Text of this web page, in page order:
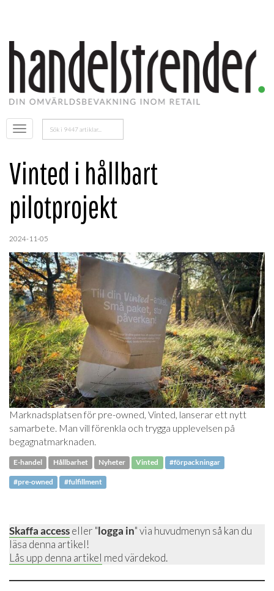
Öppna
menyn
Sök
efter:
Vinted i hållbart
pilotprojekt
2024-11-05
Marknadsplatsen för pre-owned, Vinted, lanserar ett nytt
samarbete. Man vill förenkla och trygga upplevelsen på
begagnatmarknaden.
E-handel Hållbarhet Nyheter Vinted #förpackningar
#pre-owned #fulfillment
Skaffa accesseller "logga in" via huvudmenyn så kan du
läsa denna artikel!
Lås upp denna artikel med värdekod.